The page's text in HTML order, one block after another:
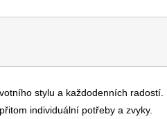
stylu a každodenních radostí.
individuální potřeby a zvyky.